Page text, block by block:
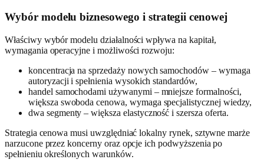
Wybór modelu biznesowego i strategii cenowej
Właściwy wybór modelu działalności wpływa na kapitał,
wymagania operacyjne i możliwości rozwoju:
koncentracja na sprzedaży nowych samochodów – wymaga
autoryzacji i spełnienia wysokich standardów,
handel samochodami używanymi – mniejsze formalności,
większa swoboda cenowa, wymaga specjalistycznej wiedzy,
dwa segmenty – większa elastyczność i szersza oferta.
Strategia cenowa musi uwzględniać lokalny rynek, sztywne marże
narzucone przez koncerny oraz opcje ich podwyższenia po
spełnieniu określonych warunków.